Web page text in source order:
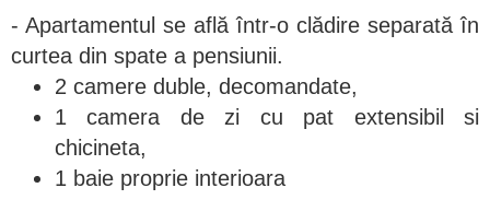
- Apartamentul se află într-o clădire separată în
curtea din spate a pensiunii.
2 camere duble, decomandate,
1 camera de zi cu pat extensibil si
chicineta,
1 baie proprie interioara